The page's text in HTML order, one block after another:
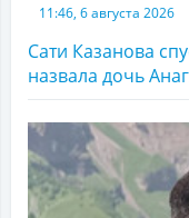
11:46, 6 августа 2026
Сати Казанова
назвала дочь